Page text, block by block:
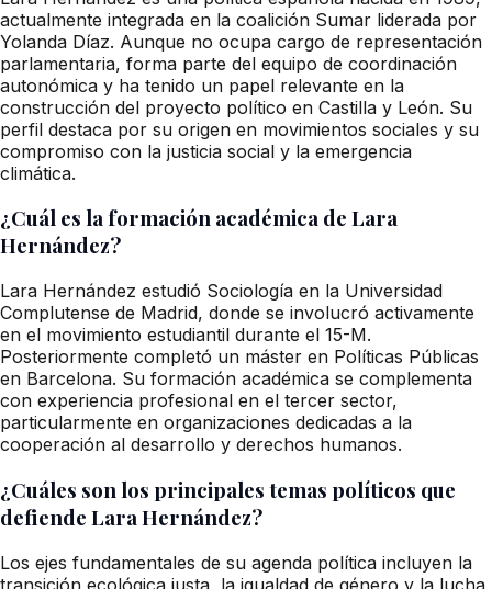
actualmente integrada en la coalición Sumar liderada por
Yolanda Díaz. Aunque no ocupa cargo de representación
parlamentaria, forma parte del equipo de coordinación
autonómica y ha tenido un papel relevante en la
construcción del proyecto político en Castilla y León. Su
perfil destaca por su origen en movimientos sociales y su
compromiso con la justicia social y la emergencia
climática.
¿Cuál es la formación académica de Lara
Hernández?
Lara Hernández estudió Sociología en la Universidad
Complutense de Madrid, donde se involucró activamente
en el movimiento estudiantil durante el 15-M.
Posteriormente completó un máster en Políticas Públicas
en Barcelona. Su formación académica se complementa
con experiencia profesional en el tercer sector,
particularmente en organizaciones dedicadas a la
cooperación al desarrollo y derechos humanos.
¿Cuáles son los principales temas políticos que
defiende Lara Hernández?
Los ejes fundamentales de su agenda política incluyen la
transición ecológica justa, la igualdad de género y la lucha